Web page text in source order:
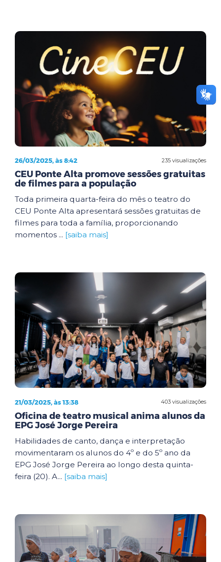
235 visualizações
26/03/2025, às 8:42
CEU Ponte Alta promove sessões gratuitas
de filmes para a população
Toda primeira quarta-feira do mês o teatro do
CEU Ponte Alta apresentará sessões gratuitas de
filmes para toda a família, proporcionando
momentos ... [saiba mais]
403 visualizações
21/03/2025, às 13:38
Oficina de teatro musical anima alunos da
EPG José Jorge Pereira
Habilidades de canto, dança e interpretação
movimentaram os alunos do 4º e do 5º ano da
EPG José Jorge Pereira ao longo desta quinta-
feira (20). A... [saiba mais]